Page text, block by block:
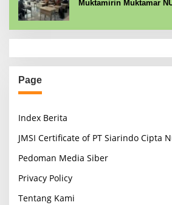
Muktamirin Muktamar
Page
Index Berita
JMSI Certificate of PT Siarindo Cipta
Pedoman Media Siber
Privacy Policy
Tentang Kami